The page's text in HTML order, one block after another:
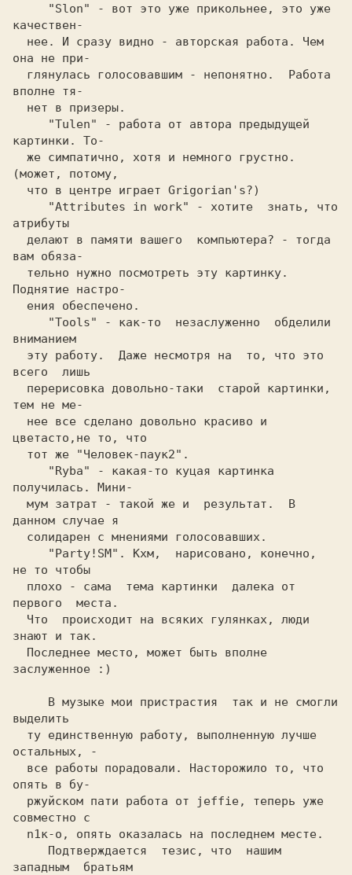
   "Slon"
- вот это уже прикольнее, это уже
качествен-
нее. И сразу видно - авторская работа. Чем
она не при-
глянулась голосовавшим - непонятно.  Работа
вполне тя-
нет в призеры.
   "Tulen"
-
работа от автора предыдущей
картинки. To-
же симпатично, хотя и немного грустно.
(может, потому,
   "Attributes in work"
- хотите  знать, что
атрибуты
делают в памяти вашего  компьютера? - тогда
вам обяза-
тельно нужно посмотреть эту картинку.
Поднятие настро-
ения обеспечено.
   "Tools"
-
как-то  незаслуженно  обделили
вниманием
всего  лишь
тем не ме-
цветасто,не то, что
  тот же
   "Ryba"
- какая-то куцая картинка
получилась. Мини-
данном случае я
  солидарен c мнениями голосовавших.
   "Party!SM".
Кхм,  нарисовано, конечно,
не то чтобы
первого  места.
знают и так.
заслуженное :)
выделить
остальных, -
опять в бу-
  ржуйcкoм пати работа от
jeffie, теперь уже
совместно c
  n1к-o,
опять оказалась на последнем месте.
западным  братьям